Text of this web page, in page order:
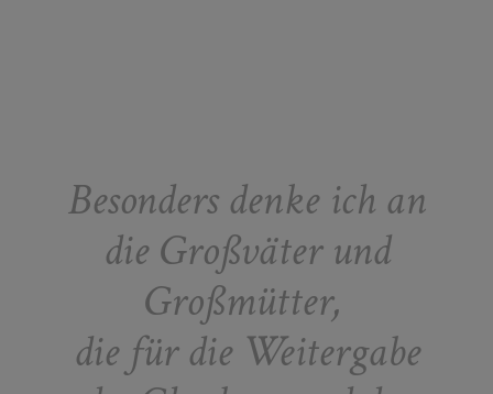
Besonders denke ich an
die Großväter und
Großmütter,
die für die Weitergabe